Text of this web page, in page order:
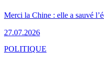
Merci la Chine : elle a sauvé
27.07.2026
POLITIQUE